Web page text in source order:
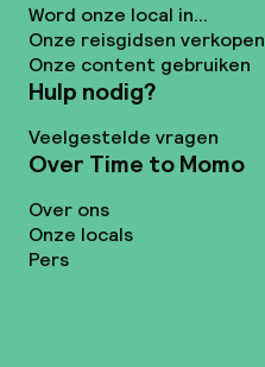
Word onze local in...
Onze reisgidsen verkopen
Onze content gebruiken
Hulp nodig?
Veelgestelde vragen
Over Time to Momo
Over ons
Onze locals
Pers